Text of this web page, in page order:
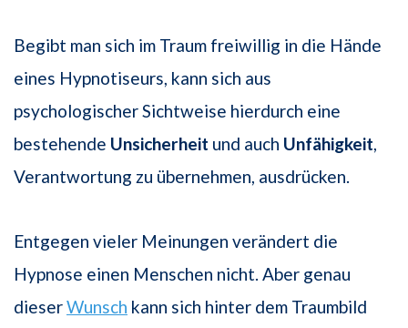
Begibt man sich im Traum freiwillig in die Hände
eines Hypnotiseurs, kann sich aus
psychologischer Sichtweise hierdurch eine
bestehende Unsicherheit und auch Unfähigkeit,
Verantwortung zu übernehmen, ausdrücken.
Entgegen vieler Meinungen verändert die
Hypnose einen Menschen nicht. Aber genau
dieserWunsch kann sich hinter dem Traumbild